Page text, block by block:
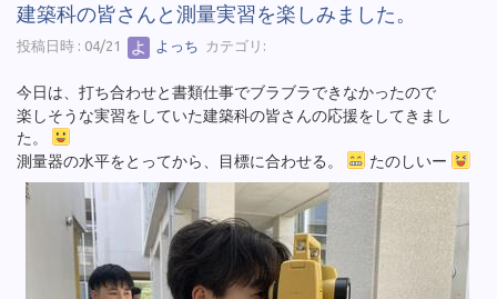
建築科の皆さんと測量実習を楽しみました。
投稿日時 : 04/21 よっち カテゴリ:
今日は、打ち合わせと書類仕事でブラブラできなかったので
楽しそうな実習をしていた建築科の皆さんの応援をしてきまし
た。
測量器の水平をとってから、目標に合わせる。
たのしいー